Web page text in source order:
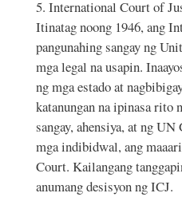
5. International Court of
Itinatag noong 1946, ang
pangunahing sangay ng
mga legal na usapin.
ng mga estado at
katanungan na ipinasa rito
sangay, ahensiya, at ng
mga indibidwal, ang
Court. Kailangang
anumang desisyon ng ICJ.